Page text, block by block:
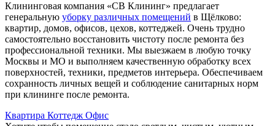
Клининговая компания «СВ Клининг» предлагает
генеральную уборку различных помещений в Щёлково:
квартир, домов, офисов, цехов, коттеджей. Очень трудно
самостоятельно восстановить чистоту после ремонта без
профессиональной техники. Мы выезжаем в любую точку
Москвы и МО и выполняем качественную обработку всех
поверхностей, техники, предметов интерьера. Обеспечиваем
сохранность личных вещей и соблюдение санитарных норм
при клининге после ремонта.
Квартира Коттедж Офис